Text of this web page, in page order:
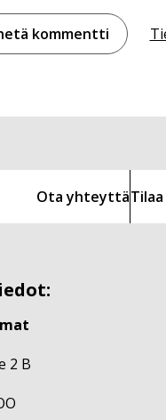
Ota yhteyttä
2 B